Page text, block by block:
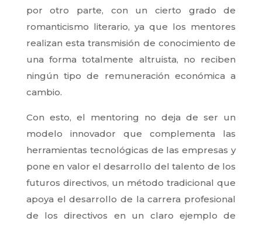
por otro parte, con un cierto grado de
romanticismo literario, ya que los mentores
realizan esta transmisión de conocimiento de
una forma totalmente altruista, no reciben
ningún tipo de remuneración económica a
cambio.
Con esto, el mentoring no deja de ser un
modelo innovador que complementa las
herramientas tecnológicas de las empresas y
pone en valor el desarrollo del talento de los
futuros directivos, un método tradicional que
apoya el desarrollo de la carrera profesional
de los directivos en un claro ejemplo de